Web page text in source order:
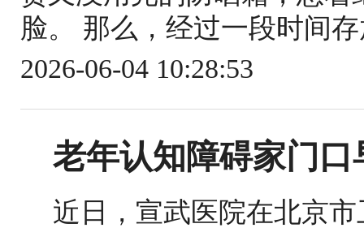
脸。 那么，经过一段时间
2026-06-04 10:28:53
老年认知障碍家门口
近日，宣武医院在北京